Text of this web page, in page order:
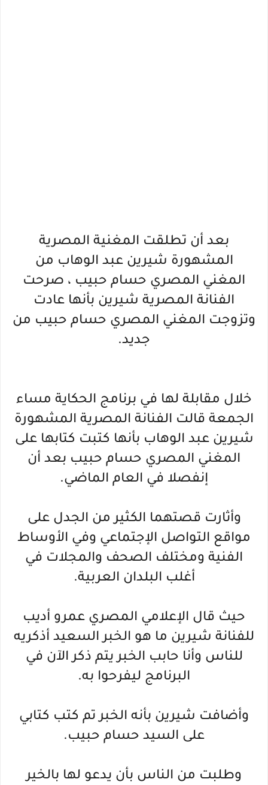
بعد أن تطلقت المغنية المصرية
المشهورة شيرين عبد الوهاب من
المغني المصري حسام حبيب ، صرحت
الفنانة المصرية شيرين بأنها عادت
وتزوجت المغني المصري حسام حبيب من
جديد.
خلال مقابلة لها في برنامج الحكاية مساء
الجمعة قالت الفنانة المصرية المشهورة
شيرين عبد الوهاب بأنها كتبت كتابها على
المغني المصري حسام حبيب بعد أن
إنفصلا في العام الماضي.
وأثارت قصتهما الكثير من الجدل على
مواقع التواصل الإجتماعي وفي الأوساط
الفنية ومختلف الصحف والمجلات في
أغلب البلدان العربية.
حيث قال الإعلامي المصري عمرو أديب
للفنانة شيرين ما هو الخبر السعيد أذكريه
للناس وأنا حابب الخبر يتم ذكر الآن في
البرنامج ليفرحوا به.
وأضافت شيرين بأنه الخبر تم كتب كتابي
على السيد حسام حبيب.
وطلبت من الناس بأن يدعو لها بالخير